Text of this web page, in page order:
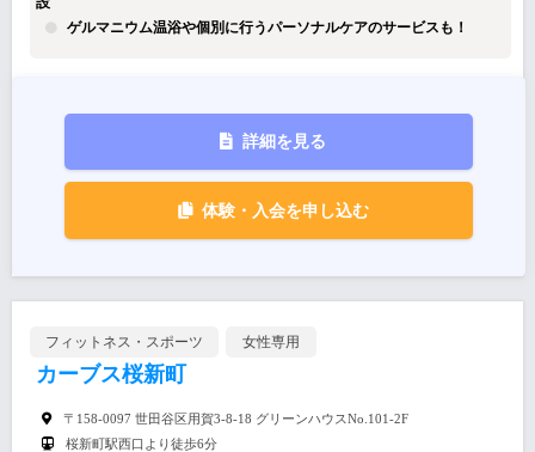
ゲルマニウム温浴や個別に行うパーソナルケアのサービスも！
詳細を見る
体験・入会を申し込む
フィットネス・スポーツ 女性専用
カーブス桜新町
〒158-0097 世田谷区用賀3-8-18 グリーンハウスNo.101-2F
桜新町駅西口より徒歩6分